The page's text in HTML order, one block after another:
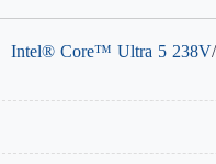
Intel® Core™ Ultra 5 238V/